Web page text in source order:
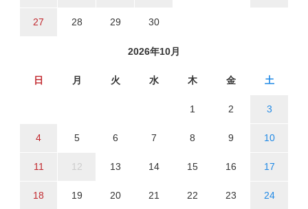
27 28 29 30
2026年10月
日 月 火 水 木 金 土
1 2 3
4 5 6 7 8 9 10
11 12 13 14 15 16 17
18 19 20 21 22 23 24